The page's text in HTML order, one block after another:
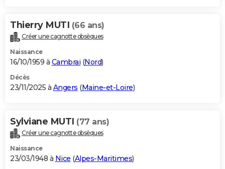
Carte de Noël
Carte Bonne année
Carte Saint-Valentin
Carte Pâques
Carte d'anniversaire
DICTIONNAIRE
Dictionnaire
Biographies
Citations
Expressions
Proverbes
PROGRAMME TV
S'inscrire
Se connecter
Lycées
Collèges
Primaires
Universités
Entreprises
Service militaire
Avis de recherche
AVIS DE DÉCÈS
Bricolage
Lifestyle
Culture
Sport
Auto
Television
Voyage
Cinema
Thierry MUTI (66 ans)
Créer une cagnotte obsèques
Naissance
16/10/1959 à Cambrai (Nord)
Décès
23/11/2025 à Angers (Maine-et-Loire)
Sylviane MUTI (77 ans)
Créer une cagnotte obsèques
Naissance
23/03/1948 à Nice (Alpes-Maritimes)